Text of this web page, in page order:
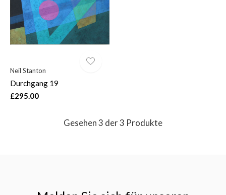
Neil Stanton
Durchgang 19
£295.00
Gesehen 3 der 3 Produkte